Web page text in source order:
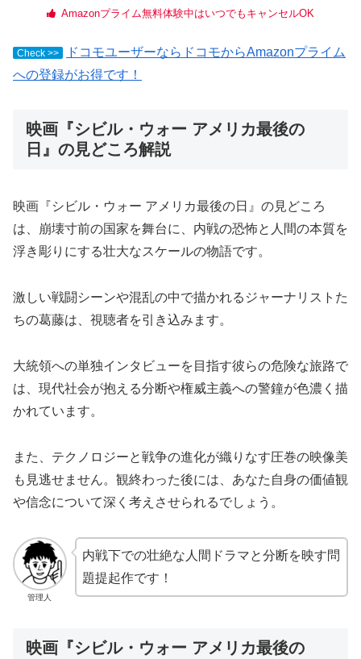
Amazonプライム無料体験中はいつでもキャンセルOK
Check >>
ドコモユーザーならドコモからAmazonプライム
への登録がお得です！
映画『シビル・ウォー アメリカ最後の
日』の見どころ解説
映画『シビル・ウォー アメリカ最後の日』の見どころ
は、崩壊寸前の国家を舞台に、内戦の恐怖と人間の本質を
浮き彫りにする壮大なスケールの物語です。
激しい戦闘シーンや混乱の中で描かれるジャーナリストた
ちの葛藤は、視聴者を引き込みます。
大統領への単独インタビューを目指す彼らの危険な旅路で
は、現代社会が抱える分断や権威主義への警鐘が色濃く描
かれています。
また、テクノロジーと戦争の進化が織りなす圧巻の映像美
も見逃せません。観終わった後には、あなた自身の価値観
や信念について深く考えさせられるでしょう。
管理人
内戦下での壮絶な人間ドラマと分断を映す問
題提起作です！
映画『シビル・ウォー アメリカ最後の